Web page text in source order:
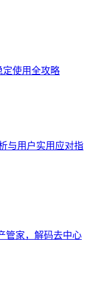
定使用全攻略
与用户实用应对指
管家，解码去中心